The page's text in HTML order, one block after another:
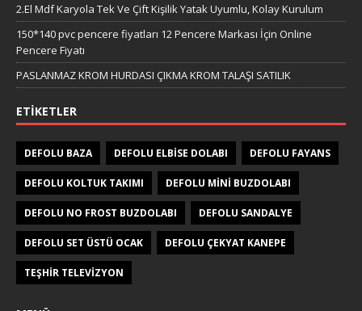
2.El Mdf Karyola Tek Ve Çift Kişilik Yatak Uyumlu, Kolay Kurulum
150*140 pvc pencere fiyatları 12 Pencere Markası İçin Online
Pencere Fiyatı
PASLANMAZ KROM HURDASI ÇIKMA KROM TALAŞI SATILIK
ETIKETLER
DEFOLU BAZA DEFOLU ELBISE DOLABI DEFOLU FAYANS
DEFOLU KOLTUK TAKIMI DEFOLU MINI BUZDOLABI
DEFOLU NO FROST BUZDOLABI DEFOLU SANDALYE
DEFOLU SET ÜSTÜ OCAK DEFOLU ÇEKYAT KANEPE
TEŞHIR TELEVIZYON